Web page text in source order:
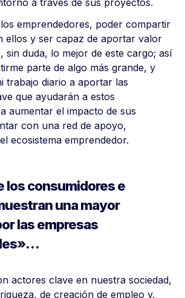
emprendedores, poder compartir
ellos y ser capaz de aportar valor
sin duda, lo mejor de este cargo; así
parte de algo más grande, y
trabajo diario a aportar las
que ayudarán a estos
aumentar el impacto de sus
con una red de apoyo,
ecosistema emprendedor.
los consumidores e
una mayor
las empresas
actores clave en nuestra sociedad,
de creación de empleo y,